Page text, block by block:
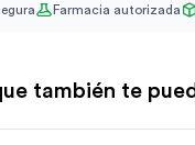
Farmacia autorizada
también te